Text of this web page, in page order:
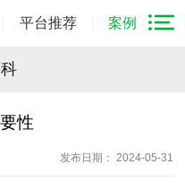
平台推荐 案例
性
发布日期： 2024-05-31